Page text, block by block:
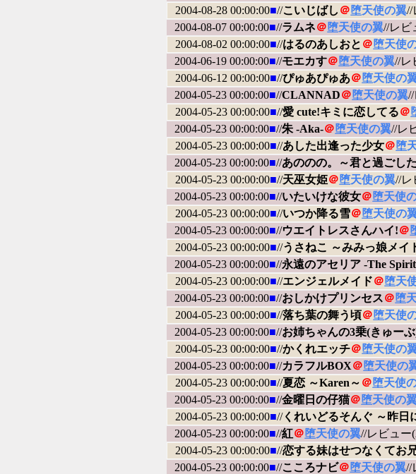
2004-08-28 00:00:00■//こいじばし ＠堕天使の翼//
2004-08-07 00:00:00■//ラムネ＠堕天使の翼//レビ
2004-08-02 00:00:00■//はるのあしおと ＠堕天使
2004-06-19 00:00:00■//モエカす＠堕天使の翼//レ
2004-06-12 00:00:00■//ぴゅあぴゅあ＠堕天使の
2004-05-23 00:00:00■//CLANNAD＠堕天使の翼//
2004-05-23 00:00:00■//愛 cute!キミに恋してる＠
2004-05-23 00:00:00■//朱 -Aka-＠堕天使の翼//レ
2004-05-23 00:00:00■//あした出逢った少女＠堕
2004-05-23 00:00:00■//あののの。～君と過ごし
2004-05-23 00:00:00■//天巫女姫＠堕天使の翼//レ
2004-05-23 00:00:00■//いたいけな彼女＠堕天使
2004-05-23 00:00:00■//いつか降る雪＠堕天使の
2004-05-23 00:00:00■//ウエイトレスさんハイ!＠
2004-05-23 00:00:00■//うさねこ ～みみっ娘メイ
2004-05-23 00:00:00■//永遠のアセリア -The
2004-05-23 00:00:00■//エンジェルメイド＠堕天
2004-05-23 00:00:00■//おしかけプリンセス＠堕
2004-05-23 00:00:00■//落ち葉の舞う頃＠堕天使
2004-05-23 00:00:00■//お姉ちゃんの3乗(きゅー
2004-05-23 00:00:00■//かくれエッチ＠堕天使の
2004-05-23 00:00:00■//カラフルBOX＠堕天使の
2004-05-23 00:00:00■//夏恋 ～Karen～ ＠堕天使
2004-05-23 00:00:00■//金曜日の仔猫＠堕天使の
2004-05-23 00:00:00■//くれいどるそんぐ ～昨日
2004-05-23 00:00:00■//紅＠堕天使の翼//レビュー
2004-05-23 00:00:00■//恋する妹はせつなくてお
2004-05-23 00:00:00■//こころナビ＠堕天使の翼//